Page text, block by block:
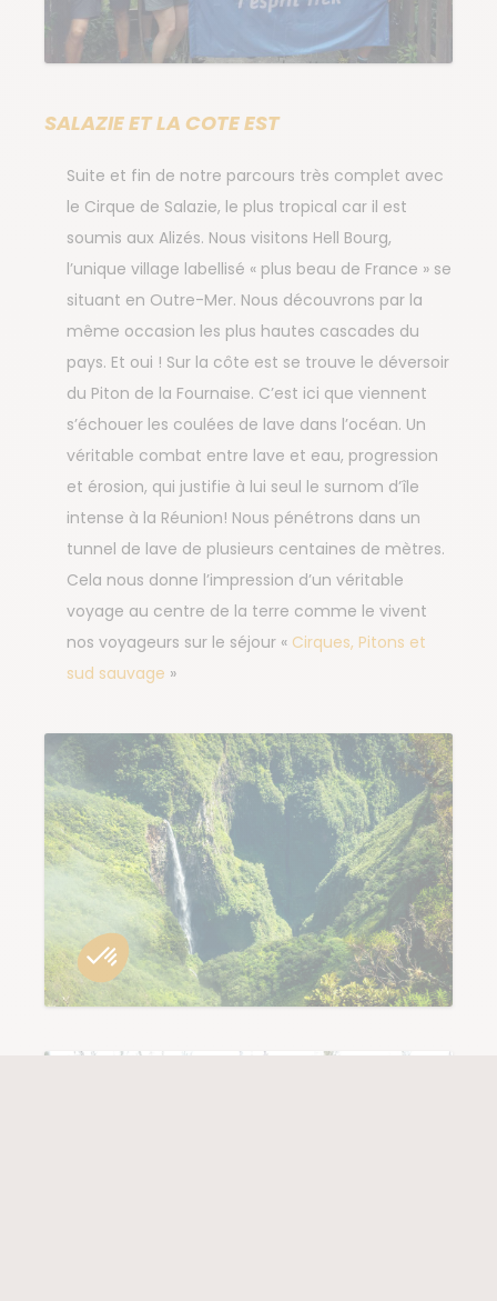
SALAZIE ET LA COTE EST
Suite et fin de notre parcours très complet avec
le Cirque de Salazie, le plus tropical car il est
soumis aux Alizés. Nous visitons Hell Bourg,
l’unique village labellisé « plus beau de France » se
situant en Outre-Mer. Nous découvrons par la
même occasion les plus hautes cascades du
pays. Et oui ! Sur la côte est se trouve le déversoir
du Piton de la Fournaise. C’est ici que viennent
s’échouer les coulées de lave dans l’océan. Un
véritable combat entre lave et eau, progression
et érosion, qui justifie à lui seul le surnom d’île
intense à la Réunion! Nous pénétrons dans un
tunnel de lave de plusieurs centaines de mètres.
Cela nous donne l’impression d’un véritable
voyage au centre de la terre comme le vivent
nos voyageurs sur le séjour « Cirques, Pitons et
sud sauvage »